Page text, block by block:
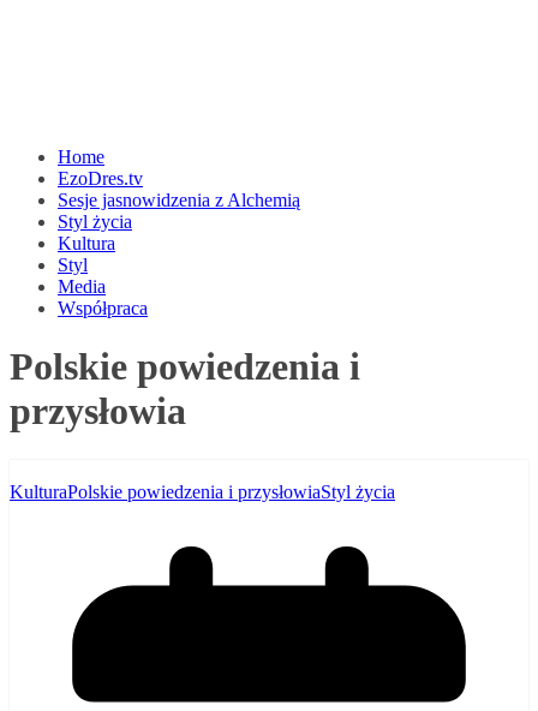
Home
EzoDres.tv
Sesje jasnowidzenia z Alchemią
Styl życia
Kultura
Styl
Media
Współpraca
Polskie powiedzenia i
przysłowia
KulturaPolskie powiedzenia i przysłowiaStyl życia